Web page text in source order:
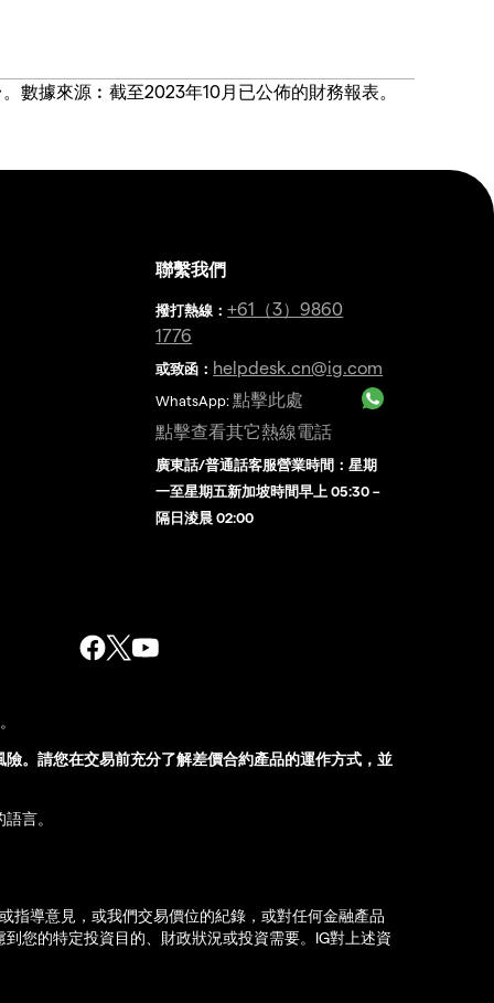
數據來源︰截至2023年10月已公佈的財務報表。
聯繫我們
撥打熱線 ：+61（3）9860
1776
或致函： helpdesk.cn@ig.com
WhatsApp:點擊此處
點擊查看其它熱線電話
廣東話/普通話客服營業時間：星期
一至星期五新加坡時間早上 05:30 –
隔日淩晨 02:00
。請您在交易前充分了解差價合約產品的運作方式，並
言。
指導意見，或我們交易價位的紀錄，或對任何金融產品
您的特定投資目的、財政狀況或投資需要。IG對上述資